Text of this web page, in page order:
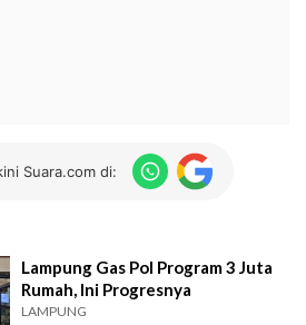
Suara.com di:
Lampung Gas Pol Program 3 Juta
Rumah, Ini Progresnya
LAMPUNG